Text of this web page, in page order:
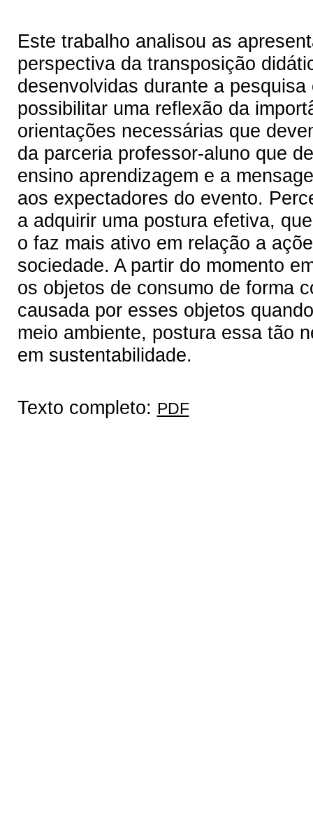
Este trabalho analisou as
perspectiva da transposição
desenvolvidas durante a
possibilitar uma reflexão da
orientações necessárias que
da parceria professor-aluno que
ensino aprendizagem e a
aos expectadores do evento.
a adquirir uma postura efetiva,
o faz mais ativo em relação a
sociedade. A partir do momento
os objetos de consumo de forma
causada por esses objetos
meio ambiente, postura essa tão
em sustentabilidade.
Texto completo: PDF